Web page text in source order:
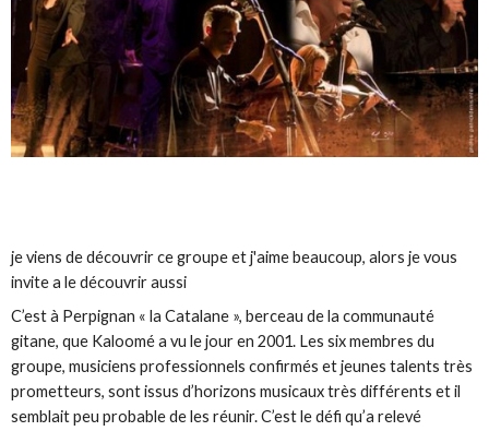
je viens de découvrir ce groupe et j'aime beaucoup, alors je vous
invite a le découvrir aussi
C’est à Perpignan « la Catalane », berceau de la communauté
gitane, que Kaloomé a vu le jour en 2001. Les six membres du
groupe, musiciens professionnels confirmés et jeunes talents très
prometteurs, sont issus d’horizons musicaux très différents et il
semblait peu probable de les réunir. C’est le défi qu’a relevé